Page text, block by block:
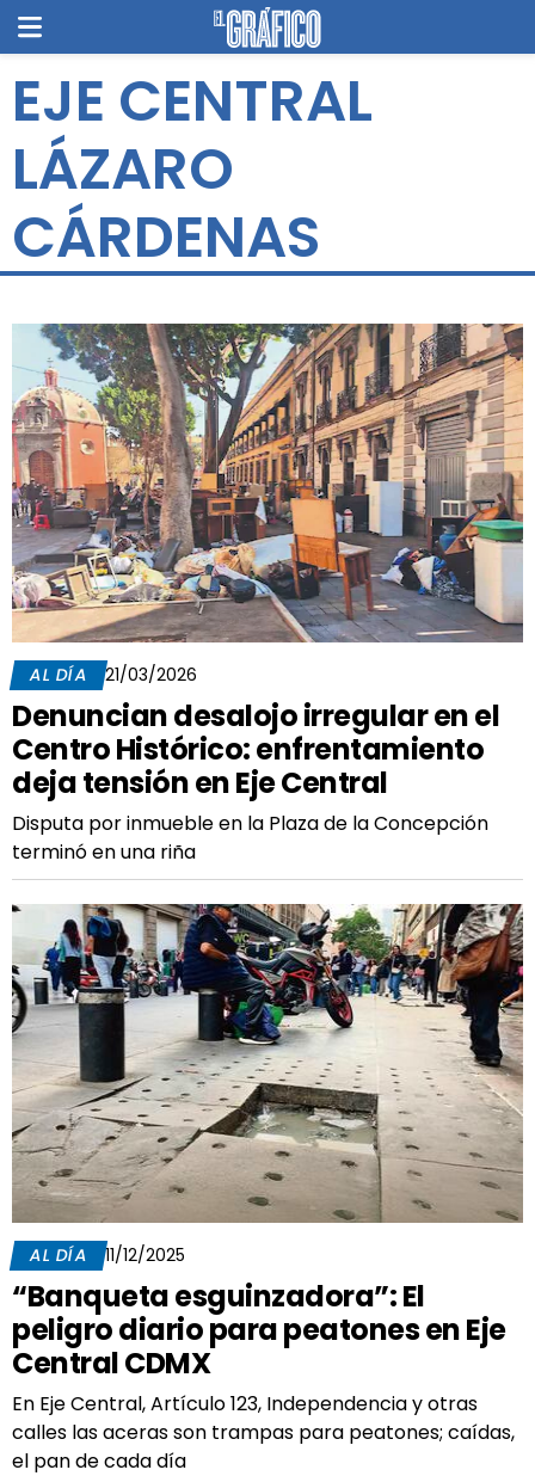
EJE CENTRAL
LÁZARO
CÁRDENAS
AL DÍA 21/03/2026
Denuncian desalojo irregular en el
Centro Histórico: enfrentamiento
deja tensión en Eje Central
Disputa por inmueble en la Plaza de la Concepción
terminó en una riña
AL DÍA 11/12/2025
“Banqueta esguinzadora”: El
peligro diario para peatones en Eje
Central CDMX
En Eje Central, Artículo 123, Independencia y otras
calles las aceras son trampas para peatones; caídas,
el pan de cada día